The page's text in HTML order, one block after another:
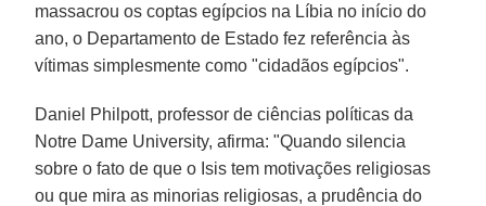
massacrou os coptas egípcios na Líbia no início do
ano, o Departamento de Estado fez referência às
vítimas simplesmente como "cidadãos egípcios".
Daniel Philpott, professor de ciências políticas da
Notre Dame University, afirma: "Quando silencia
sobre o fato de que o Isis tem motivações religiosas
ou que mira as minorias religiosas, a prudência do